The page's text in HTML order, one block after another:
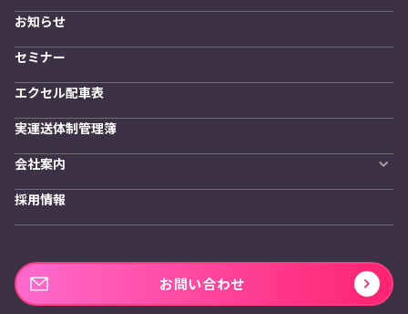
物流拠点最適化
開発者向けサービス
お知らせ
セミナー
エクセル配車表
実運送体制管理簿
会社案内
私たちの想い
採用情報
お問い合わせ